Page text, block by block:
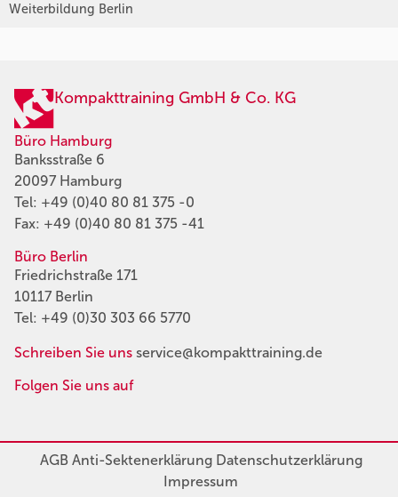
Weiterbildung Berlin
Kompakttraining GmbH & Co. KG
Büro Hamburg
Banksstraße 6
20097 Hamburg
Tel: +49 (0)40 80 81 375 -0
Fax: +49 (0)40 80 81 375 -41
Büro Berlin
Friedrichstraße 171
10117 Berlin
Tel: +49 (0)30 303 66 5770
Schreiben Sie uns service@kompakttraining.de
Folgen Sie uns auf
AGBAnti-SektenerklärungDatenschutzerklärung
Impressum